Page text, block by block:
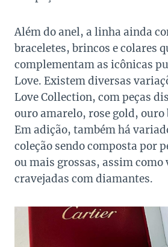
Além do anel, a linha ainda
braceletes, brincos e colares
complementam as icônicas
Love. Existem diversas
Love Collection, com peças
ouro amarelo, rose gold,
Em adição, também há
coleção sendo composta por
ou mais grossas, assim como
cravejadas com diamantes.